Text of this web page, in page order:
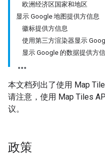
欧洲经济区国家和地区
显示 Google 地图提供方信息
徽标提供方信息
使用第三方渲染器显示
显示 Google 的数据提供方
本文档列出了使用 Map
请注意，使用 Map Tiles
议。
政策